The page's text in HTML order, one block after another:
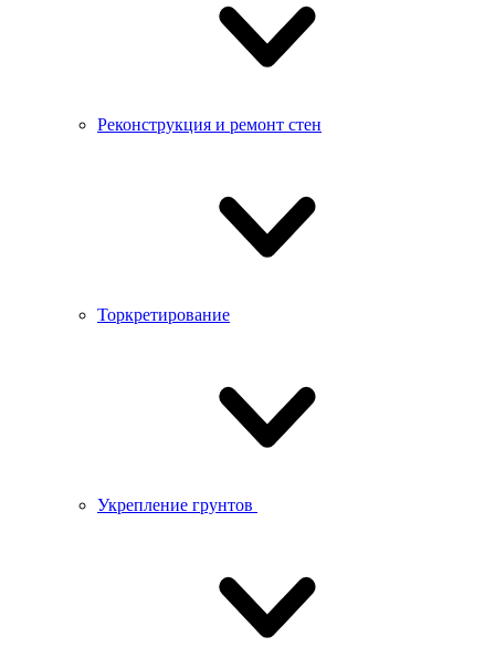
Реконструкция и ремонт стен
Торкретирование
Укрепление грунтов